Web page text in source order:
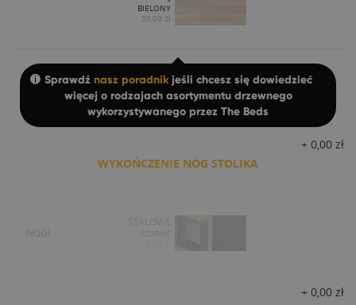
BIELONY
50,00 zł
Sprawdź nasz poradnikjeśli chcesz się dowiedzieć
więcej o rodzajach asortymentu drzewnego
wykorzystywanego przez The Beds
+ 0,00 zł
WYKOŃCZENIE NÓG STOLIKA
NOGI
+ 0,00 zł